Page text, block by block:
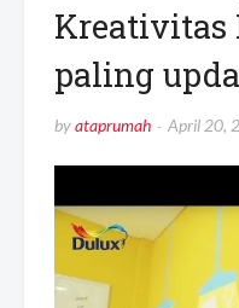
Kreativitas
paling
byataprumah April 20,